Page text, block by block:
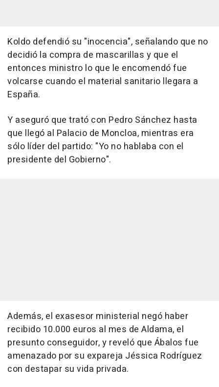
Koldo defendió su "inocencia", señalando que no
decidió la compra de mascarillas y que el
entonces ministro lo que le encomendó fue
volcarse cuando el material sanitario llegara a
España.
Y aseguró que trató con Pedro Sánchez hasta
que llegó al Palacio de Moncloa, mientras era
sólo líder del partido: "Yo no hablaba con el
presidente del Gobierno".
Además, el exasesor ministerial negó haber
recibido 10.000 euros al mes de Aldama, el
presunto conseguidor, y reveló que Ábalos fue
amenazado por su expareja Jéssica Rodríguez
con destapar su vida privada.